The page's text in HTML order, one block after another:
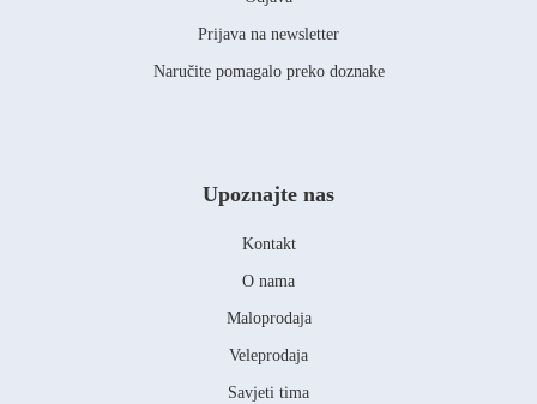
Prijava na newsletter
Naručite pomagalo preko doznake
Upoznajte nas
Kontakt
O nama
Maloprodaja
Veleprodaja
Savjeti tima